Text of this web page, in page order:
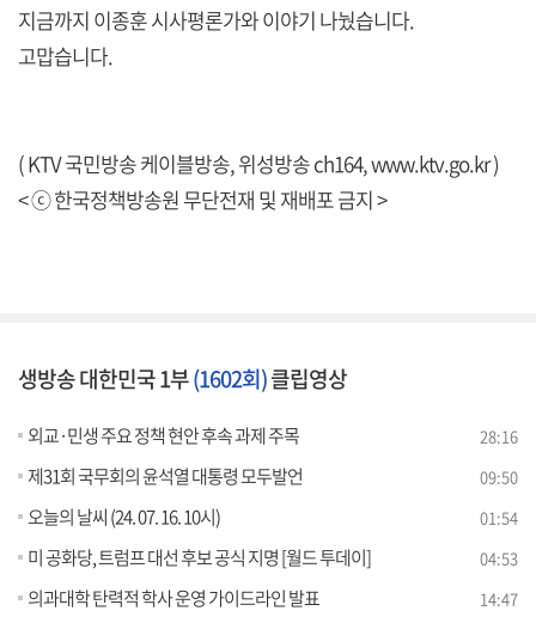
지금까지 이종훈 시사평론가와 이야기 나눴습니다.
고맙습니다.
( KTV 국민방송 케이블방송, 위성방송 ch164,www.ktv.go.kr)
< ⓒ 한국정책방송원 무단전재 및 재배포 금지 >
생방송 대한민국 1부(1602회)클립영상
외교·민생 주요 정책 현안 후속 과제 주목 28:16
제31회 국무회의 윤석열 대통령 모두발언 09:50
오늘의 날씨 (24. 07. 16. 10시) 01:54
미 공화당, 트럼프 대선 후보 공식 지명 [월드 투데이] 04:53
의과대학 탄력적 학사 운영 가이드라인 발표 14:47